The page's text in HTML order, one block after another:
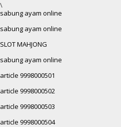
\
sabung ayam online
sabung ayam online
SLOT MAHJONG
sabung ayam online
article 9998000501
article 9998000502
article 9998000503
article 9998000504